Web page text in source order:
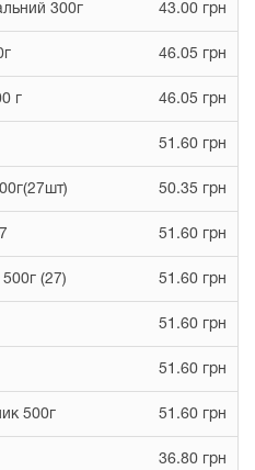
300г 43.00 грн
46.05 грн
г 46.05 грн
51.60 грн
50.35 грн
51.60 грн
(27) 51.60 грн
51.60 грн
51.60 грн
500г 51.60 грн
36.80 грн